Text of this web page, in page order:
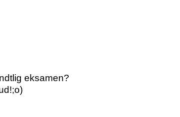
eksamen?